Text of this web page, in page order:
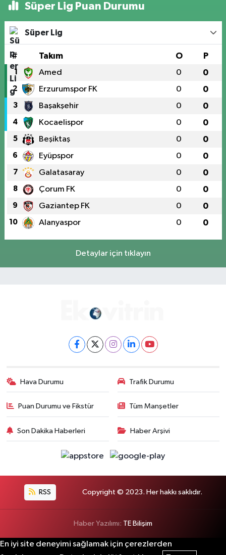
Süper Lig Puan Durumu
Süper Lig
# Takım O P
1 Amed 0 0
2 Erzurumspor FK 0 0
3 Başakşehir 0 0
4 Kocaelispor 0 0
5 Beşiktaş 0 0
6 Eyüpspor 0 0
7 Galatasaray 0 0
8 Çorum FK 0 0
9 Gaziantep FK 0 0
10 Alanyaspor 0 0
Detaylar için tıklayın
Hava Durumu Trafik Durumu
Puan Durumu ve Fikstür Tüm Manşetler
Son Dakika Haberleri Haber Arşivi
RSS Copyright © 2023. Her hakkı saklıdır.
Haber Yazılımı: TE Bilişim
En iyi site deneyimi sağlamak için çerezlerden